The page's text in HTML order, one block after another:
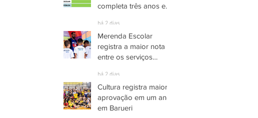
completa três anos em
Satisfação em
Itaquaquecetuba
há 2 dias
Merenda Escolar
registra a maior nota
entre os serviços
há 2 dias
Cultura registra maior
aprovação em um ano
em Barueri